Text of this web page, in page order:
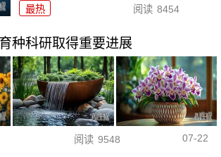
最热 阅读 8454
种科研取得重要进展
阅读 9548 07-22